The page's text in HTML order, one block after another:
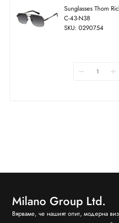
Sunglasses Thom
C-43-N38
SKU: 0290754
Milano Group Ltd.
Вярваме, че нашият опит, модерна